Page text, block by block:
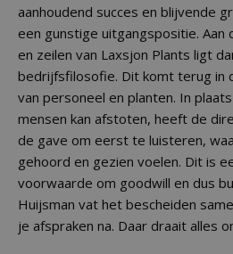
aanhoudend succes en blijvende
een gunstige uitgangspositie. Aan
en zeilen van Laxsjon Plants ligt
bedrijfsfilosofie. Dit komt terug in
van personeel en planten. In
mensen kan afstoten, heeft de
de gave om eerst te luisteren,
gehoord en gezien voelen. Dit is
voorwaarde om goodwill en dus
Huijsman vat het bescheiden
je afspraken na. Daar draait alles